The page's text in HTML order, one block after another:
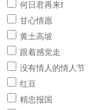
何日君再来I
甘心情愿
黄土高坡
跟着感觉走
没有情人的情人节
红豆
精忠报国